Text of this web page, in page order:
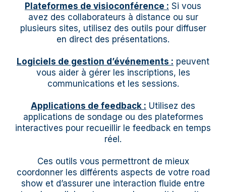
Plateformes de visioconférence : Si vous
avez des collaborateurs à distance ou sur
plusieurs sites, utilisez des outils pour diffuser
en direct des présentations.
Logiciels de gestion d’événements : peuvent
vous aider à gérer les inscriptions, les
communications et les sessions.
Applications de feedback : Utilisez des
applications de sondage ou des plateformes
interactives pour recueillir le feedback en temps
réel.
Ces outils vous permettront de mieux
coordonner les différents aspects de votre road
show et d’assurer une interaction fluide entre